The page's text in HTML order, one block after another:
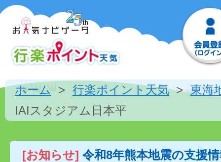
ホーム 行楽ポイント天気
東海
IAIスタジアム日本平
[お知らせ] 令和8年熊本地震の支援